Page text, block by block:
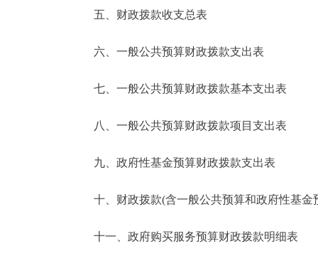
绿色北京
ENGLISH
五、财政拨款收支总表
六、一般公共预算财政拨款支出表
七、一般公共预算财政拨款基本支出表
八、一般公共预算财政拨款项目支出表
九、政府性基金预算财政拨款支出表
十、财政拨款(含一般公共预算和政府性基金
十一、政府购买服务预算财政拨款明细表